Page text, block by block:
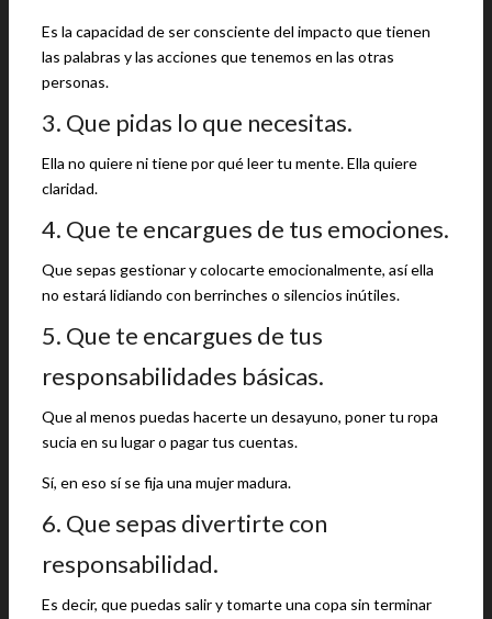
Es la capacidad de ser consciente del impacto que tienen
las palabras y las acciones que tenemos en las otras
personas.
3. Que pidas lo que necesitas.
Ella no quiere ni tiene por qué leer tu mente. Ella quiere
claridad.
4. Que te encargues de tus emociones.
Que sepas gestionar y colocarte emocionalmente, así ella
no estará lidiando con berrinches o silencios inútiles.
5. Que te encargues de tus
responsabilidades básicas.
Que al menos puedas hacerte un desayuno, poner tu ropa
sucia en su lugar o pagar tus cuentas.
Sí, en eso sí se fija una mujer madura.
6. Que sepas divertirte con
responsabilidad.
Es decir, que puedas salir y tomarte una copa sin terminar